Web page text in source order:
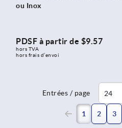
ou Inox
PDSF à partir de $9.57
hors TVA
hors frais d’envoi
Entrées / page
1 (current)
2 3